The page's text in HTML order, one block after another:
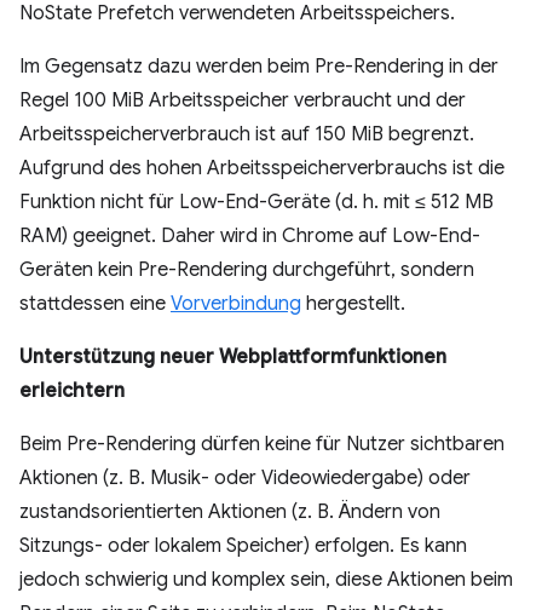
NoState Prefetch verwendeten Arbeitsspeichers.
Im Gegensatz dazu werden beim Pre-Rendering in der
Regel 100 MiB Arbeitsspeicher verbraucht und der
Arbeitsspeicherverbrauch ist auf 150 MiB begrenzt.
Aufgrund des hohen Arbeitsspeicherverbrauchs ist die
Funktion nicht für Low-End-Geräte (d. h. mit ≤ 512 MB
RAM) geeignet. Daher wird in Chrome auf Low-End-
Geräten kein Pre-Rendering durchgeführt, sondern
stattdessen eine Vorverbindung hergestellt.
Unterstützung neuer Webplattformfunktionen
erleichtern
Beim Pre-Rendering dürfen keine für Nutzer sichtbaren
Aktionen (z. B. Musik- oder Videowiedergabe) oder
zustandsorientierten Aktionen (z. B. Ändern von
Sitzungs- oder lokalem Speicher) erfolgen. Es kann
jedoch schwierig und komplex sein, diese Aktionen beim